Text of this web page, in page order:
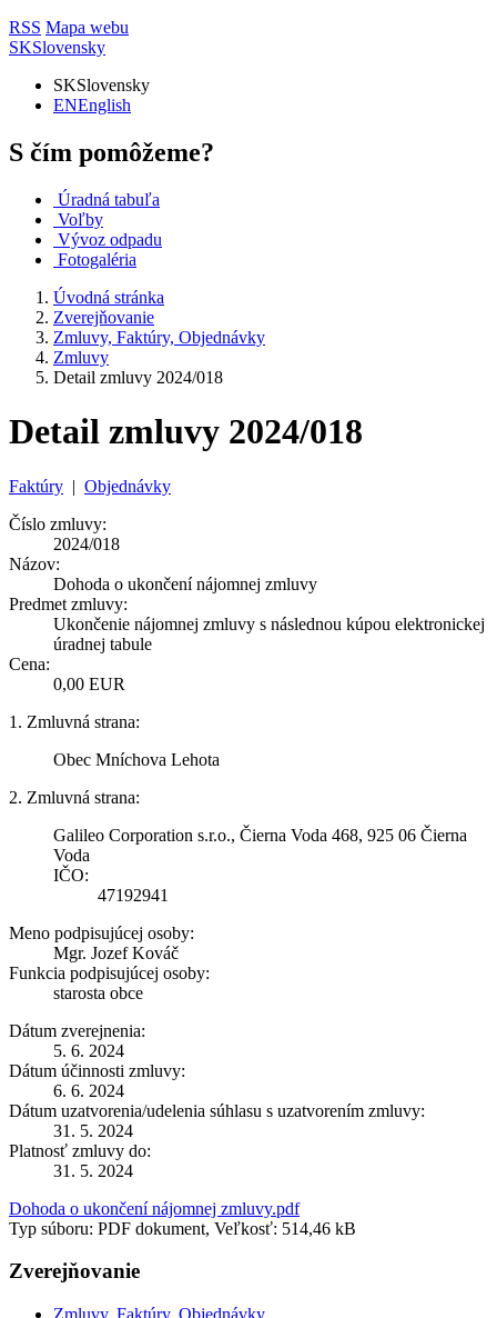
RSS Mapa webu
SKSlovensky
SKSlovensky
ENEnglish
S čím pomôžeme?
Úradná tabuľa
Voľby
Vývoz odpadu
Fotogaléria
Úvodná stránka
Zverejňovanie
Zmluvy, Faktúry, Objednávky
Zmluvy
Detail zmluvy 2024/018
Detail zmluvy 2024/018
Faktúry | Objednávky
Číslo zmluvy:
2024/018
Názov:
Dohoda o ukončení nájomnej zmluvy
Predmet zmluvy:
Ukončenie nájomnej zmluvy s následnou kúpou elektronickej
úradnej tabule
Cena:
0,00 EUR
1. Zmluvná strana:
Obec Mníchova Lehota
2. Zmluvná strana:
Galileo Corporation s.r.o., Čierna Voda 468, 925 06 Čierna
Voda
IČO:
47192941
Meno podpisujúcej osoby:
Mgr. Jozef Kováč
Funkcia podpisujúcej osoby:
starosta obce
Dátum zverejnenia:
5. 6. 2024
Dátum účinnosti zmluvy:
6. 6. 2024
Dátum uzatvorenia/udelenia súhlasu s uzatvorením zmluvy:
31. 5. 2024
Platnosť zmluvy do:
31. 5. 2024
Dohoda o ukončení nájomnej zmluvy.pdf
Typ súboru: PDF dokument, Veľkosť: 514,46 kB
Zverejňovanie